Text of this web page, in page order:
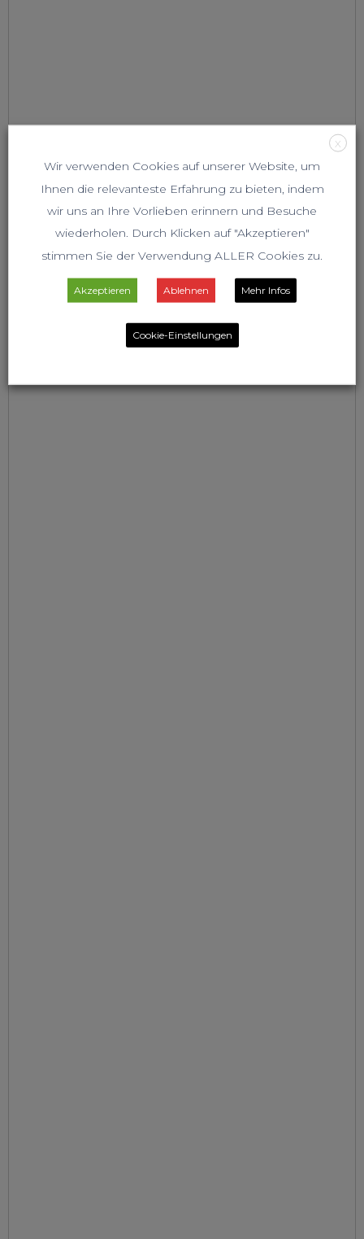
X
Wir verwenden Cookies auf unserer Website, um
Ihnen die relevanteste Erfahrung zu bieten, indem
wir uns an Ihre Vorlieben erinnern und Besuche
wiederholen. Durch Klicken auf "Akzeptieren"
stimmen Sie der Verwendung ALLER Cookies zu.
Akzeptieren Ablehnen Mehr Infos
Cookie-Einstellungen